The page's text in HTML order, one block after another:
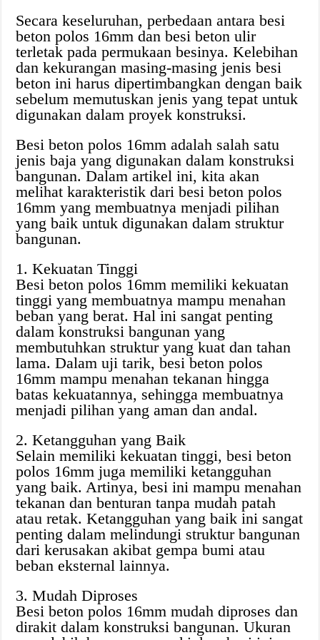
Secara keseluruhan, perbedaan antara besi
beton polos 16mm dan besi beton ulir
terletak pada permukaan besinya. Kelebihan
dan kekurangan masing-masing jenis besi
beton ini harus dipertimbangkan dengan baik
sebelum memutuskan jenis yang tepat untuk
digunakan dalam proyek konstruksi.
Besi beton polos 16mm adalah salah satu
jenis baja yang digunakan dalam konstruksi
bangunan. Dalam artikel ini, kita akan
melihat karakteristik dari besi beton polos
16mm yang membuatnya menjadi pilihan
yang baik untuk digunakan dalam struktur
bangunan.
1. Kekuatan Tinggi
Besi beton polos 16mm memiliki kekuatan
tinggi yang membuatnya mampu menahan
beban yang berat. Hal ini sangat penting
dalam konstruksi bangunan yang
membutuhkan struktur yang kuat dan tahan
lama. Dalam uji tarik, besi beton polos
16mm mampu menahan tekanan hingga
batas kekuatannya, sehingga membuatnya
menjadi pilihan yang aman dan andal.
2. Ketangguhan yang Baik
Selain memiliki kekuatan tinggi, besi beton
polos 16mm juga memiliki ketangguhan
yang baik. Artinya, besi ini mampu menahan
tekanan dan benturan tanpa mudah patah
atau retak. Ketangguhan yang baik ini sangat
penting dalam melindungi struktur bangunan
dari kerusakan akibat gempa bumi atau
beban eksternal lainnya.
3. Mudah Diproses
Besi beton polos 16mm mudah diproses dan
dirakit dalam konstruksi bangunan. Ukuran